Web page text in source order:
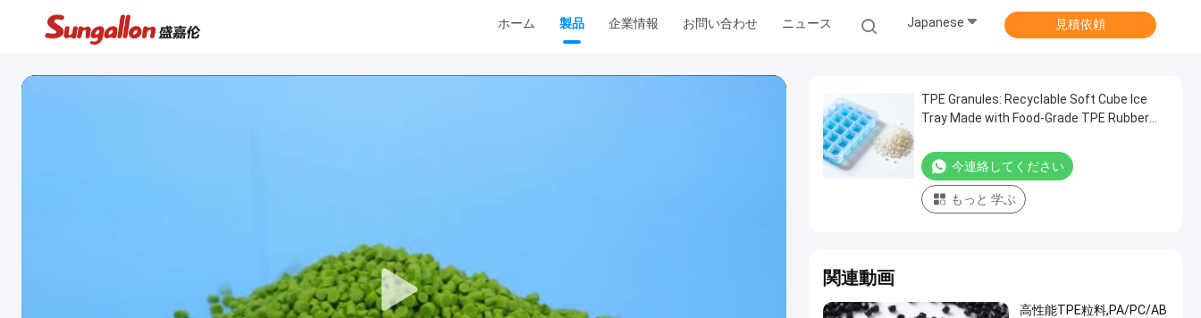
ホーム 製品 企業情報 お問い合わせ ニュース Japanese 見積依頼
TPE Granules: Recyclable Soft Cube Ice
Tray Made with Food-Grade TPE Rubber
今連絡してください
もっと 学ぶ
関連動画
高性能TPE粒料,PA/PC/AB